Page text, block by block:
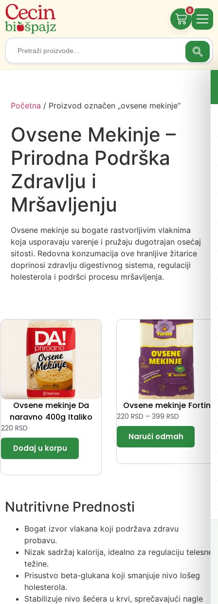
Search
for:
0
Početna / Proizvod označen „ovsene mekinje“
Ovsene Mekinje –
Prirodna Podrška
Zdravlju i
Mršavljenju
Ovsene mekinje su bogate rastvorljivim vlaknima
koja usporavaju varenje i pružaju dugotrajan osećaj
sitosti. Redovna konzumacija ove hranljive žitarice
doprinosi zdravlju digestivnog sistema, regulaciji
holesterola i podršci procesu mršavljenja.
Ovsene mekinje Da
naravno 400g Italiko
220 RSD
Ovsene mekinje Fortin
220 RSD – 399 RSD
Nutritivne Prednosti
Bogat izvor vlakana koji podržava zdravu
probavu.
Nizak sadržaj kalorija, idealno za regulaciju telesne
težine.
Prisustvo beta-glukana koji smanjuje nivo lošeg
holesterola.
Stabilizuje nivo šećera u krvi, sprečavajući nagle